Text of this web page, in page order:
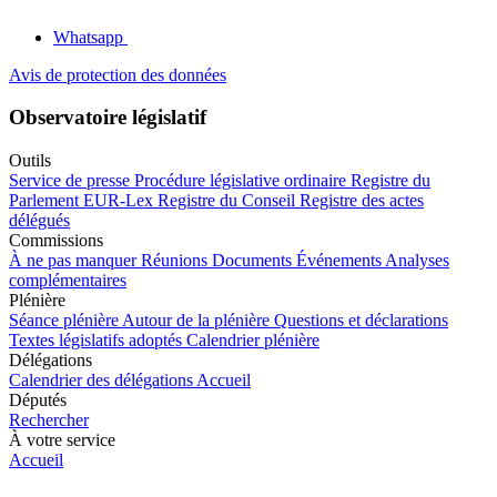
Whatsapp
Avis de protection des données
Observatoire législatif
Outils
Service de presse Procédure législative ordinaire Registre du
Parlement EUR-Lex Registre du Conseil Registre des actes
délégués
Commissions
À ne pas manquer Réunions Documents Événements Analyses
complémentaires
Plénière
Séance plénière Autour de la plénière Questions et déclarations
Textes législatifs adoptés Calendrier plénière
Délégations
Calendrier des délégations Accueil
Députés
Rechercher
À votre service
Accueil